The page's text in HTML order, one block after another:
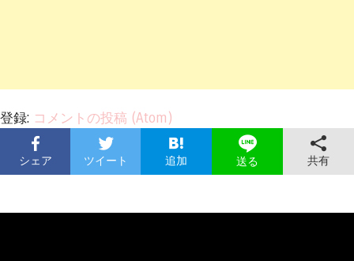
登録: コメントの投稿 (Atom)
シェア ツイート 追加 送る 共有